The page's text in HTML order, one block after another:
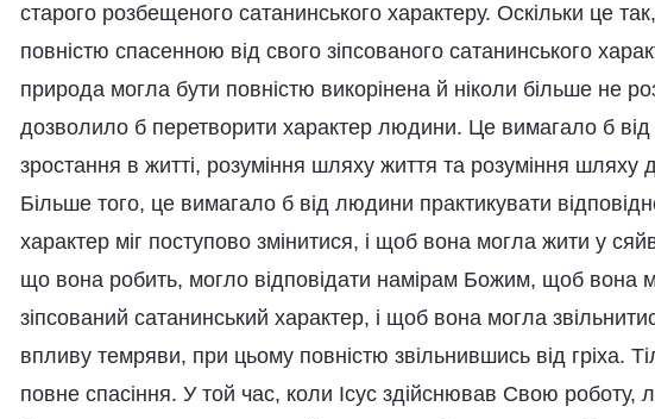
старого розбещеного сатанинського характеру. Оскільки це
повністю спасенною від свого зіпсованого сатанинського
природа могла бути повністю викорінена й ніколи більше не
дозволило б перетворити характер людини. Це вимагало б
зростання в житті, розуміння шляху життя та розуміння шляху
Більше того, це вимагало б від людини практикувати
характер міг поступово змінитися, і щоб вона могла жити у
що вона робить, могло відповідати намірам Божим, щоб вона
зіпсований сатанинський характер, і щоб вона могла
впливу темряви, при цьому повністю звільнившись від гріха.
повне спасіння. У той час, коли Ісус здійснював Свою роботу,